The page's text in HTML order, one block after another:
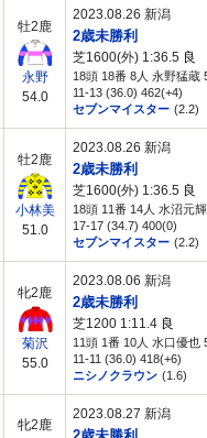
牡2鹿
永野
54.0
2023.08.26 新潟
2歳未勝利
芝1600(外) 1:36.5 良
18頭 18番 8人 永野猛蔵
11-13 (36.0) 462(+4)
セブンマイスター (2.2)
牡2鹿
小林美
51.0
2023.08.26 新潟
2歳未勝利
芝1600(外) 1:36.5 良
18頭 11番 14人 水沼元
17-17 (34.7) 400(0)
セブンマイスター (2.2)
牝2鹿
菊沢
55.0
2023.08.06 新潟
2歳未勝利
芝1200 1:11.4 良
11頭 1番 10人 水口優也
11-11 (36.0) 418(+6)
ニシノクラウン (1.6)
牝2鹿
2023.08.27 新潟